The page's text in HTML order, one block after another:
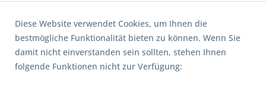
Diese Website verwendet Cookies, um Ihnen die
bestmögliche Funktionalität bieten zu können. Wenn Sie
damit nicht einverstanden sein sollten, stehen Ihnen
folgende Funktionen nicht zur Verfügung: